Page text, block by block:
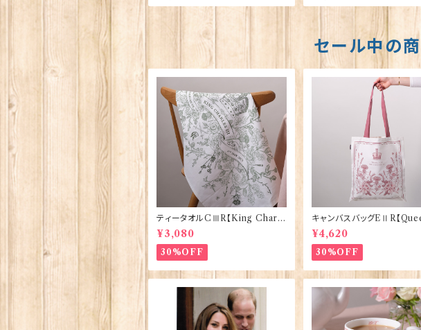
セール中の
ティータオルCⅢR【King Charle
sⅢ Coronation】Victoria Egg
s 50129
¥3,080
30%OFF
キャンバスバッグEⅡR【
izabethⅡ
Victoria Eggs 90332
¥4,620
30%OFF